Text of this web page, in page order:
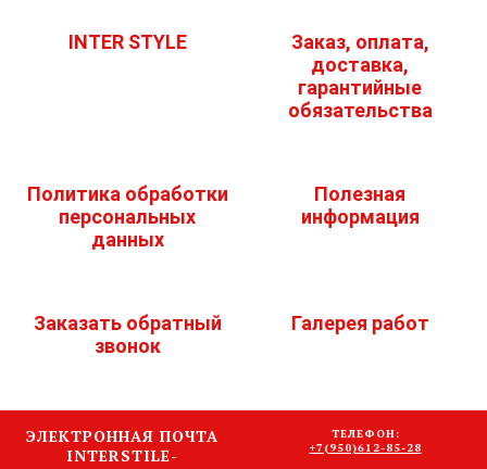
INTER STYLE
Заказ, оплата,
доставка,
гарантийные
обязательства
Политика обработки
персональных
данных
Полезная
информация
Заказать обратный
звонок
Галерея работ
ЭЛЕКТРОННАЯ ПОЧТА
INTERSTILE-
ТЕЛЕФОН:
+7(950)612-85-28